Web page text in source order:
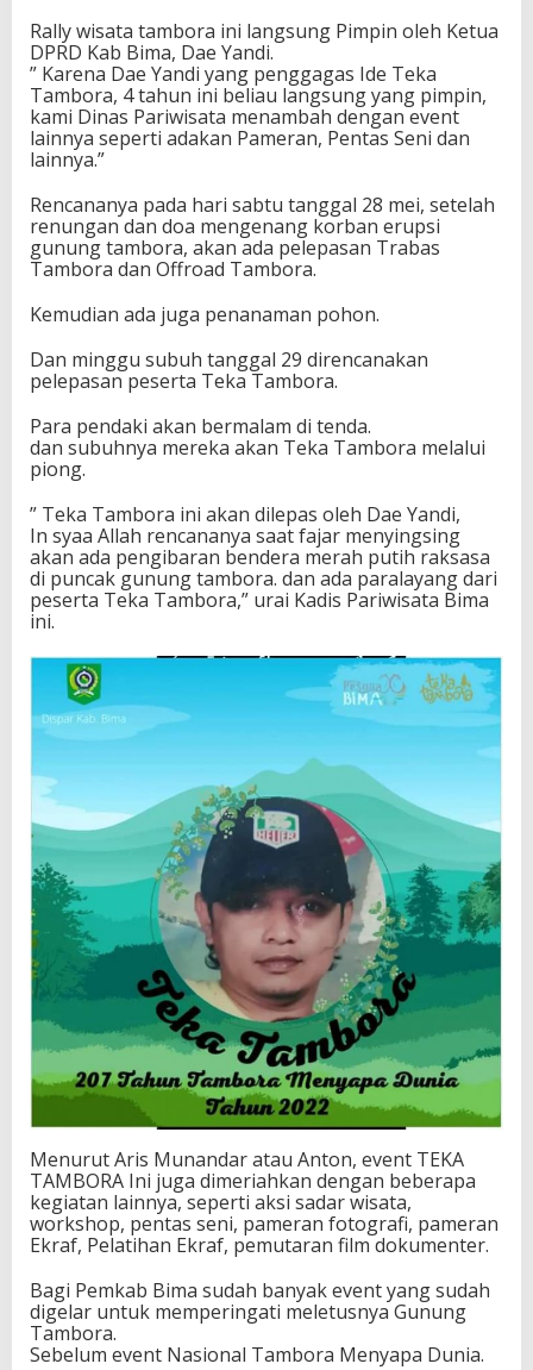
Rally wisata tambora ini langsung Pimpin oleh Ketua
DPRD Kab Bima, Dae Yandi.
” Karena Dae Yandi yang penggagas Ide Teka
Tambora, 4 tahun ini beliau langsung yang pimpin,
kami Dinas Pariwisata menambah dengan event
lainnya seperti adakan Pameran, Pentas Seni dan
lainnya.”
Rencananya pada hari sabtu tanggal 28 mei, setelah
renungan dan doa mengenang korban erupsi
gunung tambora, akan ada pelepasan Trabas
Tambora dan Offroad Tambora.
Kemudian ada juga penanaman pohon.
Dan minggu subuh tanggal 29 direncanakan
pelepasan peserta Teka Tambora.
Para pendaki akan bermalam di tenda.
dan subuhnya mereka akan Teka Tambora melalui
piong.
” Teka Tambora ini akan dilepas oleh Dae Yandi,
In syaa Allah rencananya saat fajar menyingsing
akan ada pengibaran bendera merah putih raksasa
di puncak gunung tambora. dan ada paralayang dari
peserta Teka Tambora,” urai Kadis Pariwisata Bima
ini.
Menurut Aris Munandar atau Anton, event TEKA
TAMBORA Ini juga dimeriahkan dengan beberapa
kegiatan lainnya, seperti aksi sadar wisata,
workshop, pentas seni, pameran fotografi, pameran
Ekraf, Pelatihan Ekraf, pemutaran film dokumenter.
Bagi Pemkab Bima sudah banyak event yang sudah
digelar untuk memperingati meletusnya Gunung
Tambora.
Sebelum event Nasional Tambora Menyapa Dunia.